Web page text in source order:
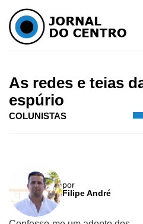
As redes e teias
espúrio
COLUNISTAS
por
Filipe André